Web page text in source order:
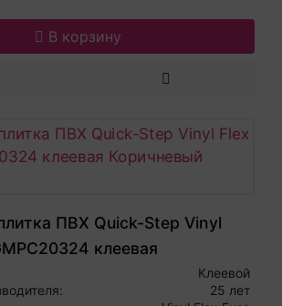
В корзину
ПВХ Quick-Step Vinyl
клеевая
дуб
Клеевой
25 лет